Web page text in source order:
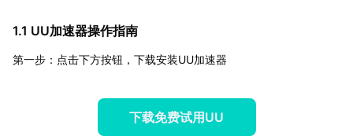
1.1 UU加速器操作指南
第一步：点击下方按钮，下载安装UU加速器
下载免费试用UU